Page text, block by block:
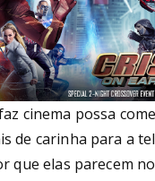
cinema possa
de carinha para a
que elas parecem